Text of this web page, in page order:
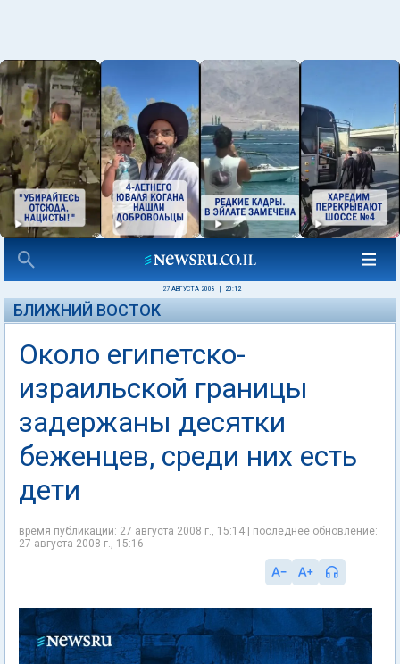
27 АВГУСТА 2008 20:12
БЛИЖНИЙ ВОСТОК
Около египетско-
израильской границы
задержаны десятки
беженцев, среди них есть
дети
время публикации: 27 августа 2008 г., 15:14 | последнее обновление:
27 августа 2008 г., 15:16